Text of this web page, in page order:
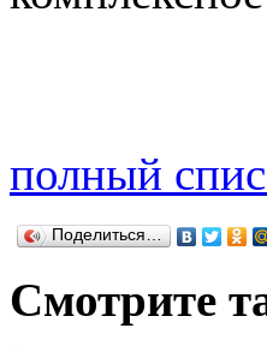
полный
Поделиться…
Смотрите